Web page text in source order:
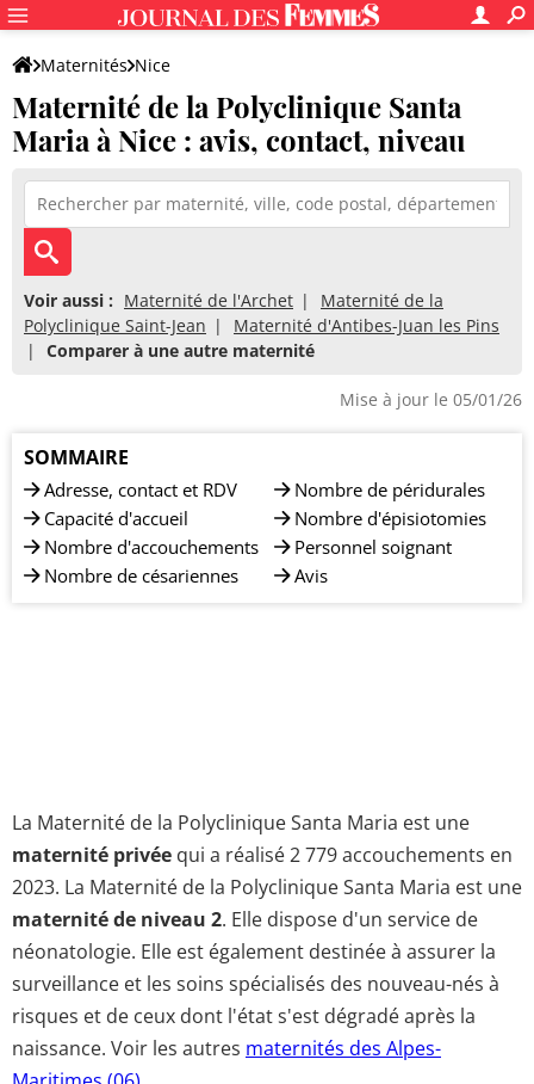
Maternités Nice
Maternité de la Polyclinique Santa Maria
Maternité de la Polyclinique Santa
Maria à Nice : avis, contact, niveau
Voir aussi : Maternité de l'Archet
Maternité de la
Polyclinique Saint-Jean
Maternité d'Antibes-Juan les Pins
Comparer à une autre maternité
Mise à jour le 05/01/26
SOMMAIRE
Adresse, contact et RDV
Capacité d'accueil
Nombre d'accouchements
Nombre de césariennes
Nombre de péridurales
Nombre d'épisiotomies
Personnel soignant
Avis
La Maternité de la Polyclinique Santa Maria est une
maternité privée qui a réalisé 2 779 accouchements en
2023. La Maternité de la Polyclinique Santa Maria est une
maternité de niveau 2. Elle dispose d'un service de
néonatologie. Elle est également destinée à assurer la
surveillance et les soins spécialisés des nouveau-nés à
risques et de ceux dont l'état s'est dégradé après la
naissance. Voir les autres maternités des Alpes-